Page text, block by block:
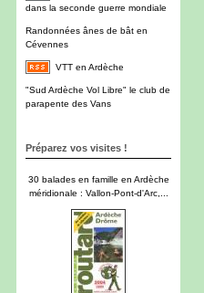
dans la seconde guerre mondiale
Randonnées ânes de bât en
Cévennes
VTT en Ardèche
"Sud Ardèche Vol Libre" le club de
parapente des Vans
Préparez vos visites !
30 balades en famille en Ardèche
méridionale : Vallon-Pont-d'Arc,...